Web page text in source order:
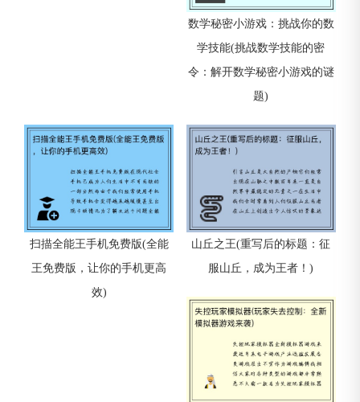
数学秘密小游戏：挑战你的数
学技能(挑战数学技能的密
令：解开数学秘密小游戏的谜
题)
扫描全能王手机免费版(全能
王免费版，让你的手机更高
效)
山丘之王(重写后的标题：征
服山丘，成为王者！)